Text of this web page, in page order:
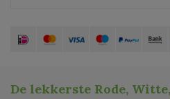
De lekkerste Rode,